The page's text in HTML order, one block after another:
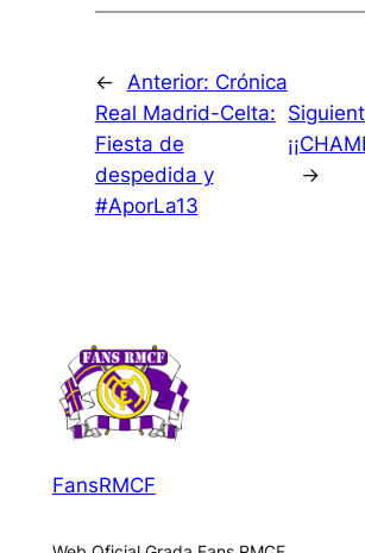
← Anterior: Crónica
Real Madrid-Celta:
Fiesta de
despedida y
#AporLa13
→
FansRMCF